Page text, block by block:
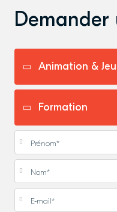
Demander
Prénom
Nom
E-mail